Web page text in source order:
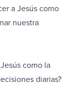
a Jesús como
nuestra
como la
diarias?